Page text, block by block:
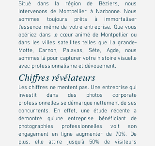
Situé dans la région de Béziers, nous
intervenons de Montpellier à Narbonne. Nous
sommes toujours prêts à immortaliser
l'essence même de votre entreprise. Que vous
opériez dans le cœur animé de Montpellier ou
dans les villes satellites telles que La grande-
Motte, Carnon, Palavas, Sète, Agde, nous
sommes là pour capturer votre histoire visuelle
avec professionnalisme et dévouement.
Chiffres révélateurs
Les chiffres ne mentent pas. Une entreprise qui
investit dans des photos corporate
professionnelles se démarque nettement de ses
concurrents. En effet, une étude récente a
démontré qu'une entreprise bénéficiant de
photographies professionnelles voit son
engagement en ligne augmenter de 70%. De
plus, elle attire jusqu'à 50% de visiteurs